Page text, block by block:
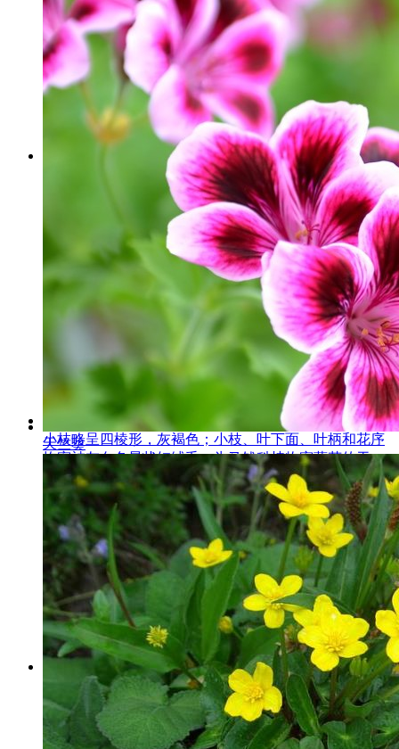
天竺葵
鞭炮的药用价值,炮仗花 炮仗花（学
名：Pyrostegia venusta (Ker-Gawl.) Miers），别名鞭炮
花、黄鳝藤、密蒙花等，因花似炮仗而得名；藤本，具
花与健康
密蒙花的药用价值
密蒙花的药用价值,密蒙花高1-4米。
小枝略呈四棱形，灰褐色；小枝、叶下面、叶柄和花序
均密被灰白色星状短绒毛，为马钱科植物密蒙花的干...
花与健康
羊栖花的药用价值 羊栖花的药用价值,阳雀花 出自《西
藏常用中草药》同属植物川青锦鸡儿
CaraganatibeticaKom.其花及根亦供药用，功用与阳雀花
相同。 ...
花与健康
456